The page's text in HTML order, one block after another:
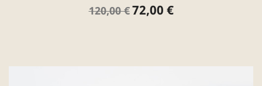
Verkaufspreis
120,00 € Preis
72,00 €